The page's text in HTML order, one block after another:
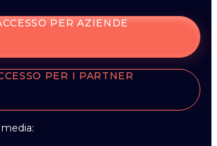
PER AZIENDE
PER I PARTNER